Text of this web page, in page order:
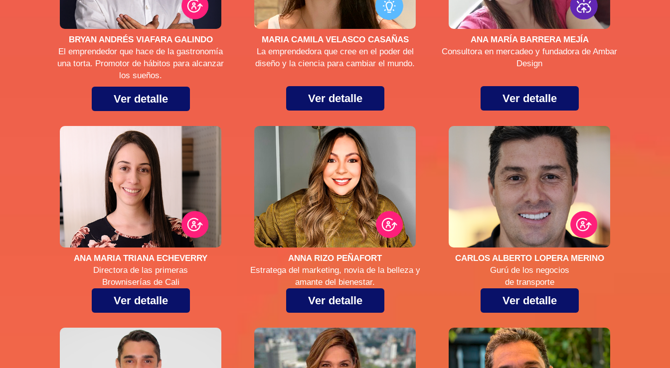
BRYAN ANDRÉS VIAFARA GALINDO
El emprendedor que hace de la gastronomía
una torta. Promotor de hábitos para alcanzar
los sueños.
Ver detalle
MARIA CAMILA VELASCO CASAÑAS
La emprendedora que cree en el poder del
diseño y la ciencia para cambiar el mundo.
Ver detalle
ANA MARÍA BARRERA MEJÍA
Consultora en mercadeo y fundadora de Ambar
Design
Ver detalle
ANA MARIA TRIANA ECHEVERRY
Directora de las primeras
Browniserías de Cali
Ver detalle
ANNA RIZO PEÑAFORT
Estratega del marketing, novia de la belleza y
amante del bienestar.
Ver detalle
CARLOS ALBERTO LOPERA MERINO
Gurú de los negocios
de transporte
Ver detalle